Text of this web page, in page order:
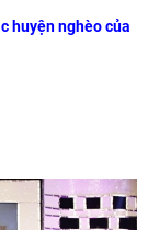
huyện nghèo của